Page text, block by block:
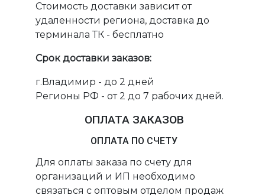
Стоимость доставки зависит от
удаленности региона, доставка до
терминала ТК - бесплатно
Срок доставки заказов:
г.Владимир - до 2 дней
Регионы РФ - от 2 до 7 рабочих дней.
ОПЛАТА ЗАКАЗОВ
ОПЛАТА ПО СЧЕТУ
Для оплаты заказа по счету для
организаций и ИП необходимо
связаться с оптовым отделом продаж